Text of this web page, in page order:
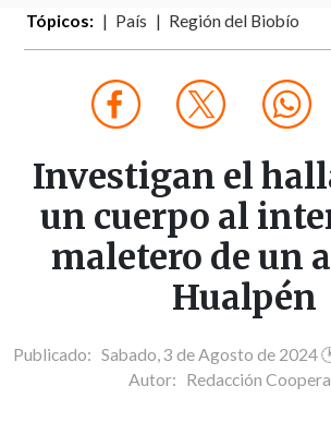
Tópicos: País Región del Biobío
Investigan el
un cuerpo al
maletero de un
Hualpén
Publicado: Sabado, 3 de Agosto de 2024
Autor: Redacción